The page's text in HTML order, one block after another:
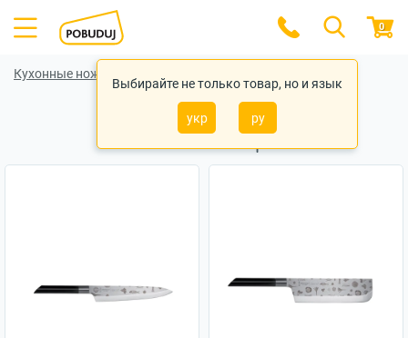
Выбирайте не только товар, но и язык
укр ру
0
Кухонные ножи
Похожие товары